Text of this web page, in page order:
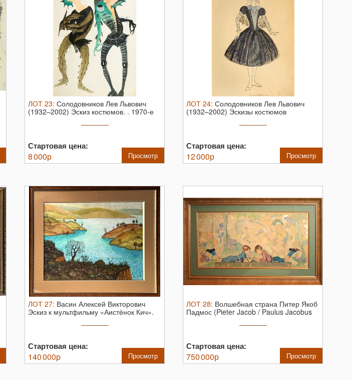
ЛОТ 23: Солодовников Лев Львович
(1932–2002) Эскиз костюмов. . 1970-е
Стартовая цена:
8 000р Просмотр
ЛОТ 24: Солодовников Лев Львович
(1932–2002) Эскизы костюмов
Стартовая цена:
12 000р Просмотр
ЛОТ 27: Васин Алексей Викторович
Эскиз к мультфильму «Аистёнок Кич».
Стартовая цена:
140 000р Просмотр
ЛОТ 28: Волшебная страна Питер Якоб
Падмос (Pieter Jacob / Paulus Jacobus
Стартовая цена:
750 000р Просмотр